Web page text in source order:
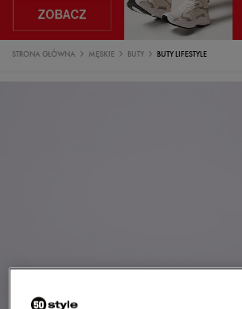
STRONA GŁÓWNA MĘSKIE BUTY BUTY LIFESTYLE